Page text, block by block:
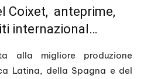
Coixet, anteprime,
internazional…
alla migliore produzione
Latina, della Spagna e del